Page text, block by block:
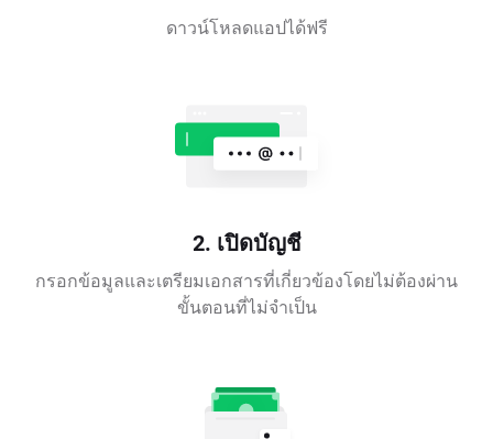
ดาวน์โหลดแอปได้ฟรี
2. เปิดบัญชี
กรอกข้อมูลและเตรียมเอกสารที่เกี่ยวข้องโดยไม่ต้องผ่าน
ขั้นตอนที่ไม่จำเป็น